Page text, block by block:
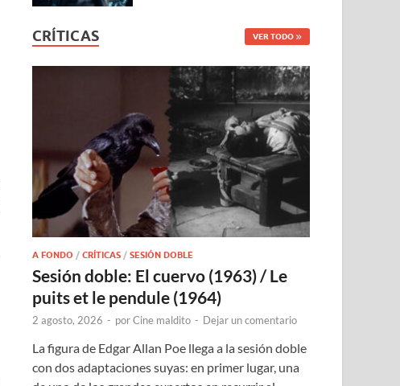
CRÍTICAS VER TODO
A FONDO /CRÍTICAS /SESIÓN DOBLE
Sesión doble: El cuervo (1963) / Le
puits et le pendule (1964)
2 agosto, 2026 - porCine maldito - Dejar un comentario
La figura de Edgar Allan Poe llega a la sesión doble
con dos adaptaciones suyas: en primer lugar, una